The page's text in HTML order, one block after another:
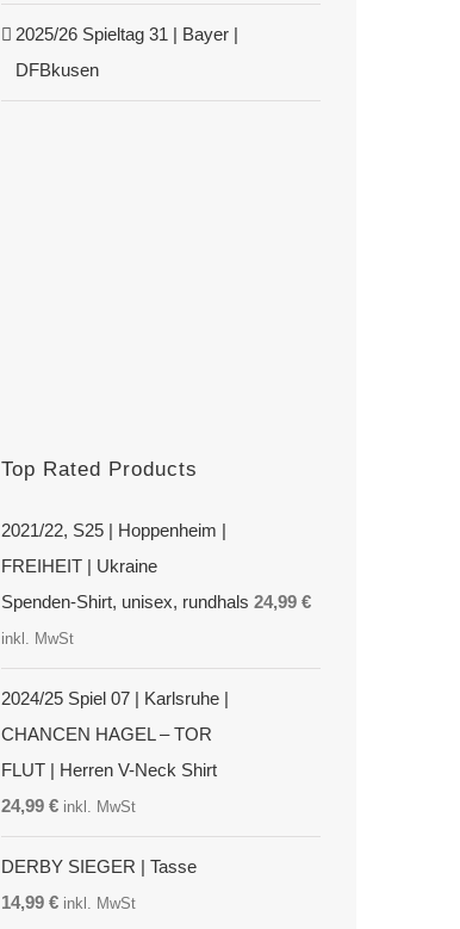
2025/26 Spieltag 31 | Bayer |
DFBkusen
Top Rated Products
2021/22, S25 | Hoppenheim |
FREIHEIT | Ukraine
Spenden-Shirt, unisex, rundhals 24,99€
inkl. MwSt
2024/25 Spiel 07 | Karlsruhe |
CHANCEN HAGEL – TOR
FLUT | Herren V-Neck Shirt
24,99€ inkl. MwSt
DERBY SIEGER | Tasse
14,99€ inkl. MwSt